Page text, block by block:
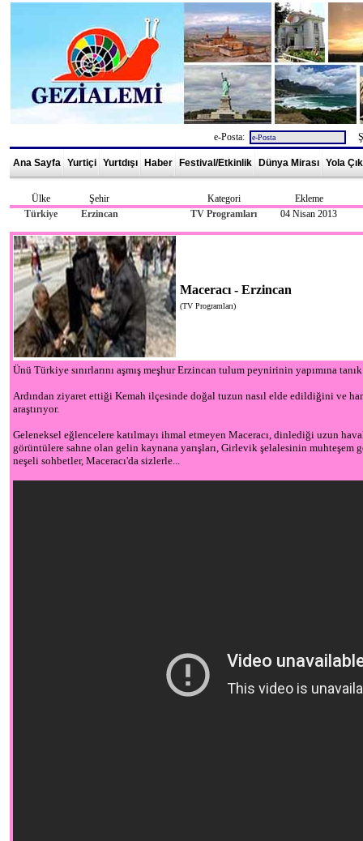
e-Posta:
Ana Sayfa Yurtiçi Yurtdışı Haber Festival/Etkinlik Dünya Mirası Yola
Ülke Şehir Kategori
Ekleme
Türkiye
Erzincan TV Programları 04 Nisan 2013
Maceracı - Erzincan
(TV Programları)
Ünü Türkiye sınırlarını aşmış meşhur Erzincan tulum peynirinin yapımına
Ardından ziyaret ettiği Kemah ilçesinde doğal tuzun nasıl elde edildiğini ve
araştırıyor.
Geleneksel eğlencelere katılmayı ihmal etmeyen Maceracı, dinlediği uzun
görüntülere sahne olan gelin kaynana yarışları, Girlevik şelalesinin
neşeli sohbetler, Maceracı'da sizlerle...